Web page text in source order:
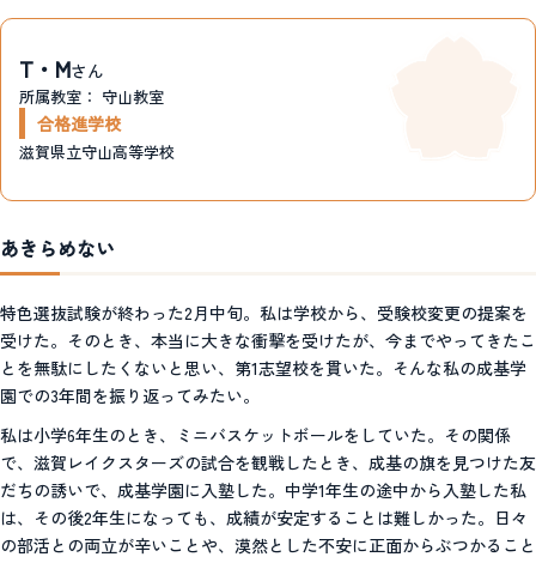
T・Mさん
所属教室： 守山教室
合格進学校
滋賀県立守山高等学校
あきらめない
特色選抜試験が終わった2月中旬。私は学校から、受験校変更の提案を
受けた。そのとき、本当に大きな衝撃を受けたが、今までやってきたこ
とを無駄にしたくないと思い、第1志望校を貫いた。そんな私の成基学
園での3年間を振り返ってみたい。
私は小学6年生のとき、ミニバスケットボールをしていた。その関係
で、滋賀レイクスターズの試合を観戦したとき、成基の旗を見つけた友
だちの誘いで、成基学園に入塾した。中学1年生の途中から入塾した私
は、その後2年生になっても、成績が安定することは難しかった。日々
の部活との両立が辛いことや、漠然とした不安に正面からぶつかること